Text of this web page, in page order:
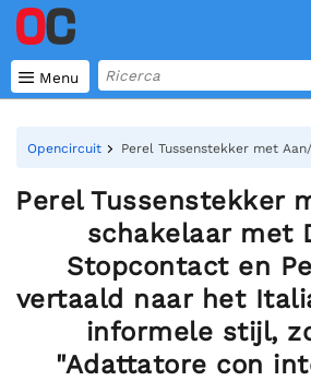
 Menu
Opencircuit Perel Tussenstekker met
Perel Tussenstekker
schakelaar met
Stopcontact en
vertaald naar het
informele stijl,
"Adattatore con